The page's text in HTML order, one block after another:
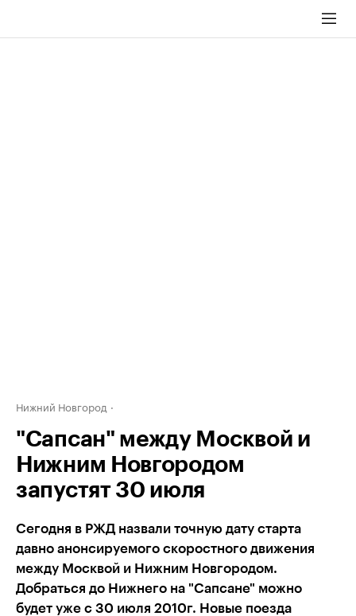
Нижний Новгород
"Сапсан" между Москвой и
Нижним Новгородом
запустят 30 июля
Сегодня в РЖД назвали точную дату старта
давно анонсируемого скоростного движения
между Москвой и Нижним Новгородом.
Добраться до Нижнего на "Сапсане" можно
будет уже с 30 июля 2010г. Новые поезда